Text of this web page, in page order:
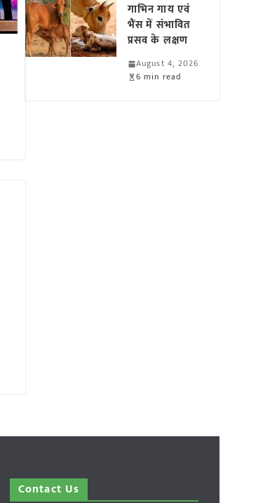
गाभिन गाय एवं
भैंस में संभावित
प्रसव के लक्षण
August 4, 2026
6 min read
Contact Us